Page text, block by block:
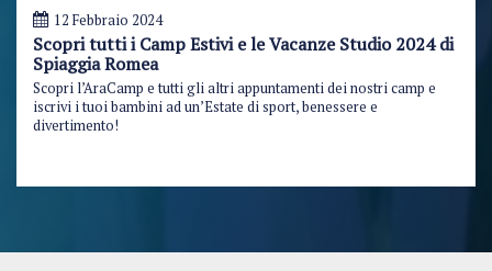
12 Febbraio 2024
Scopri tutti i Camp Estivi e le Vacanze Studio 2024 di
Spiaggia Romea
Scopri l’AraCamp e tutti gli altri appuntamenti dei nostri camp e
iscrivi i tuoi bambini ad un’Estate di sport, benessere e
divertimento!